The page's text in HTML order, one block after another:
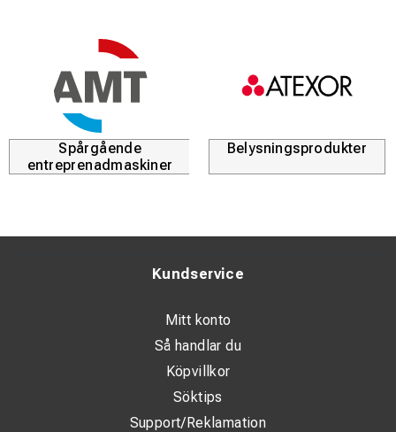
Spårgående
entreprenadmaskiner
Belysningsprodukter
Kundservice
Mitt konto
Så handlar du
Köpvillkor
Söktips
Support/Reklamation